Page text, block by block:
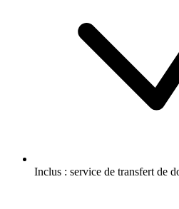
Inclus : service de transfert de